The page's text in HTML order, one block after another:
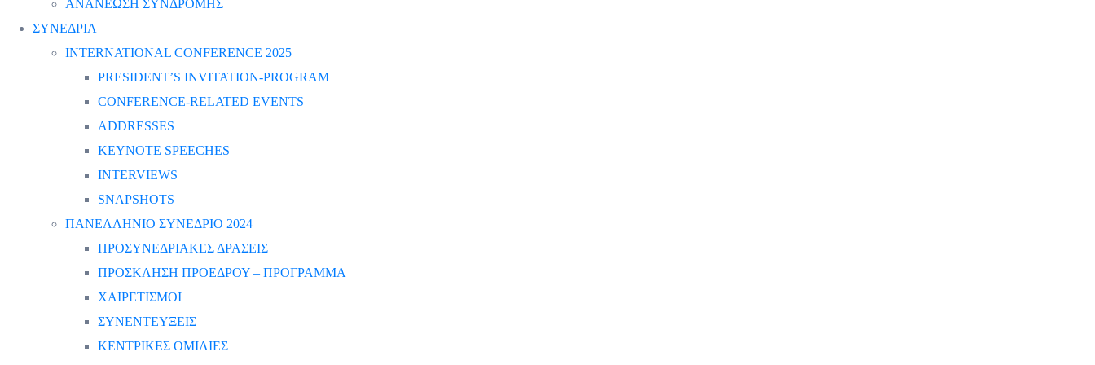
ΑΝΑΝΕΩΣΗ ΣΥΝΔΡΟΜΗΣ
ΣΥΝΕΔΡΙΑ
INTERNATIONAL CONFERENCE 2025
PRESIDENT’S INVITATION-PROGRAM
CONFERENCE-RELATED EVENTS
ADDRESSES
KEYNOTE SPEECHES
INTERVIEWS
SNAPSHOTS
ΠΑΝΕΛΛΗΝΙΟ ΣΥΝΕΔΡΙΟ 2024
ΠΡΟΣΥΝΕΔΡΙΑΚΕΣ ΔΡΑΣΕΙΣ
ΠΡΟΣΚΛΗΣΗ ΠΡΟΕΔΡΟΥ – ΠΡΟΓΡΑΜΜΑ
ΧΑΙΡΕΤΙΣΜΟΙ
ΣΥΝΕΝΤΕΥΞΕΙΣ
ΚΕΝΤΡΙΚΕΣ ΟΜΙΛΙΕΣ